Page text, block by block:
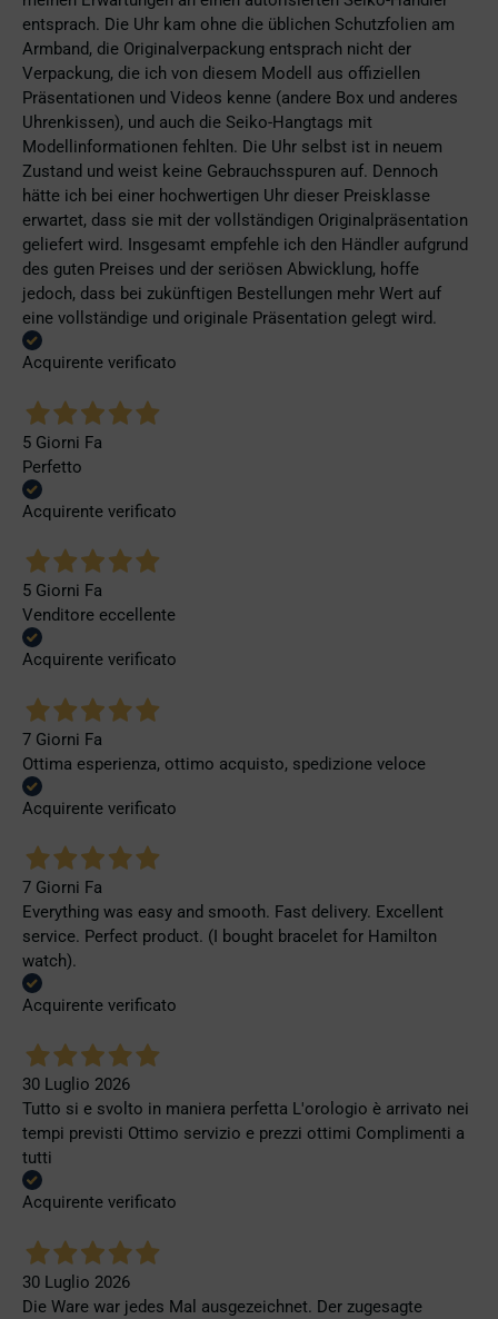
entsprach. Die Uhr kam ohne die üblichen Schutzfolien am
Armband, die Originalverpackung entsprach nicht der
Verpackung, die ich von diesem Modell aus offiziellen
Präsentationen und Videos kenne (andere Box und anderes
Uhrenkissen), und auch die Seiko-Hangtags mit
Modellinformationen fehlten. Die Uhr selbst ist in neuem
Zustand und weist keine Gebrauchsspuren auf. Dennoch
hätte ich bei einer hochwertigen Uhr dieser Preisklasse
erwartet, dass sie mit der vollständigen Originalpräsentation
geliefert wird. Insgesamt empfehle ich den Händler aufgrund
des guten Preises und der seriösen Abwicklung, hoffe
jedoch, dass bei zukünftigen Bestellungen mehr Wert auf
eine vollständige und originale Präsentation gelegt wird.
Acquirente verificato
5 Giorni Fa
Perfetto
Acquirente verificato
5 Giorni Fa
Venditore eccellente
Acquirente verificato
7 Giorni Fa
Ottima esperienza, ottimo acquisto, spedizione veloce
Acquirente verificato
7 Giorni Fa
Everything was easy and smooth. Fast delivery. Excellent
service. Perfect product. (I bought bracelet for Hamilton
watch).
Acquirente verificato
30 Luglio 2026
Tutto si e svolto in maniera perfetta L'orologio è arrivato nei
tempi previsti Ottimo servizio e prezzi ottimi Complimenti a
tutti
Acquirente verificato
30 Luglio 2026
Die Ware war jedes Mal ausgezeichnet. Der zugesagte